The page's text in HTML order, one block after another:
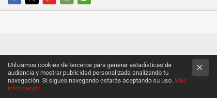
FACEBOOKTWITTERFLIPBOARD
E-
WHATSAPP
Comentarios cerrados
Utilizamos cookies de terceros para generar estadísticas de
audiencia y mostrar publicidad personalizada analizando tu
navegación. Si sigues navegando estarás aceptando su uso. Más
información